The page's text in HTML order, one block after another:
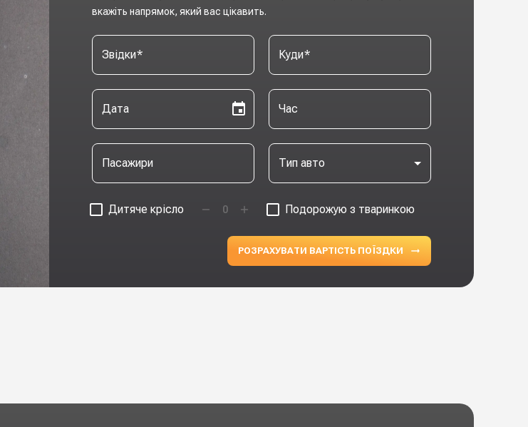
вкажіть напрямок, який вас цікавить.
Звідки* Куди*
Дата Час
Пасажири Тип авто
Дитяче крісло 0 Подорожую з тваринкою
РОЗРАХУВАТИ ВАРТІСТЬ ПОЇЗДКИ